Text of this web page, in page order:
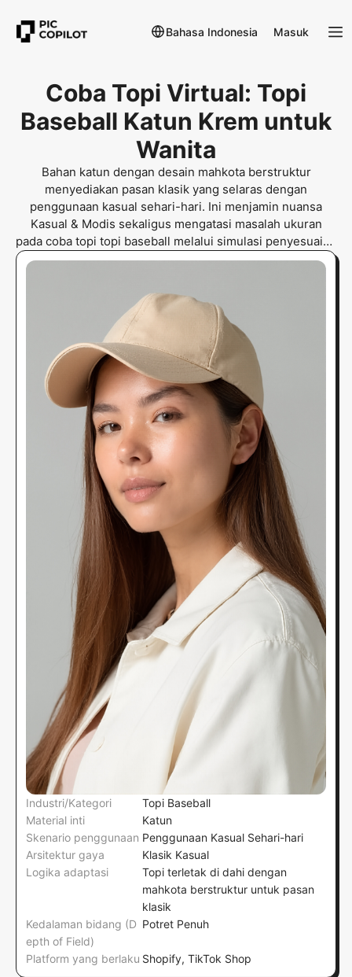
Bahasa Indonesia Masuk
Coba Topi Virtual: Topi
Baseball Katun Krem untuk
Wanita
Bahan katun dengan desain mahkota berstruktur
menyediakan pasan klasik yang selaras dengan
penggunaan kasual sehari-hari. Ini menjamin nuansa
Kasual & Modis sekaligus mengatasi masalah ukuran
pada coba topi topi baseball melalui simulasi penyesuaian
presisi.
Industri/Kategori
Topi Baseball
Material inti
Katun
Skenario penggunaan Penggunaan Kasual Sehari-hari
Arsitektur gaya
Klasik Kasual
Logika adaptasi
Topi terletak di dahi dengan
mahkota berstruktur untuk pasan
klasik
Kedalaman bidang (D
epth of Field)
Potret Penuh
Platform yang berlaku Shopify, TikTok Shop